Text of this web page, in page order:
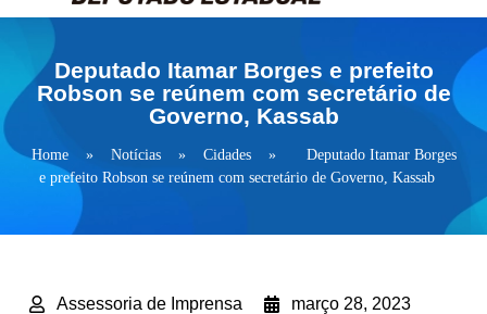
Deputado Itamar Borges e prefeito
Robson se reúnem com secretário de
Governo, Kassab
Home » Notícias » Cidades »
Deputado Itamar Borges
e prefeito Robson se reúnem com secretário de Governo, Kassab
Assessoria de Imprensa março 28, 2023